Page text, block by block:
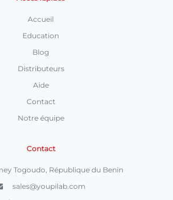
Accueil
Education
Blog
Distributeurs
Aide
Contact
Notre équipe
Contact
Togoudo, République du Benin
sales@youpilab.com